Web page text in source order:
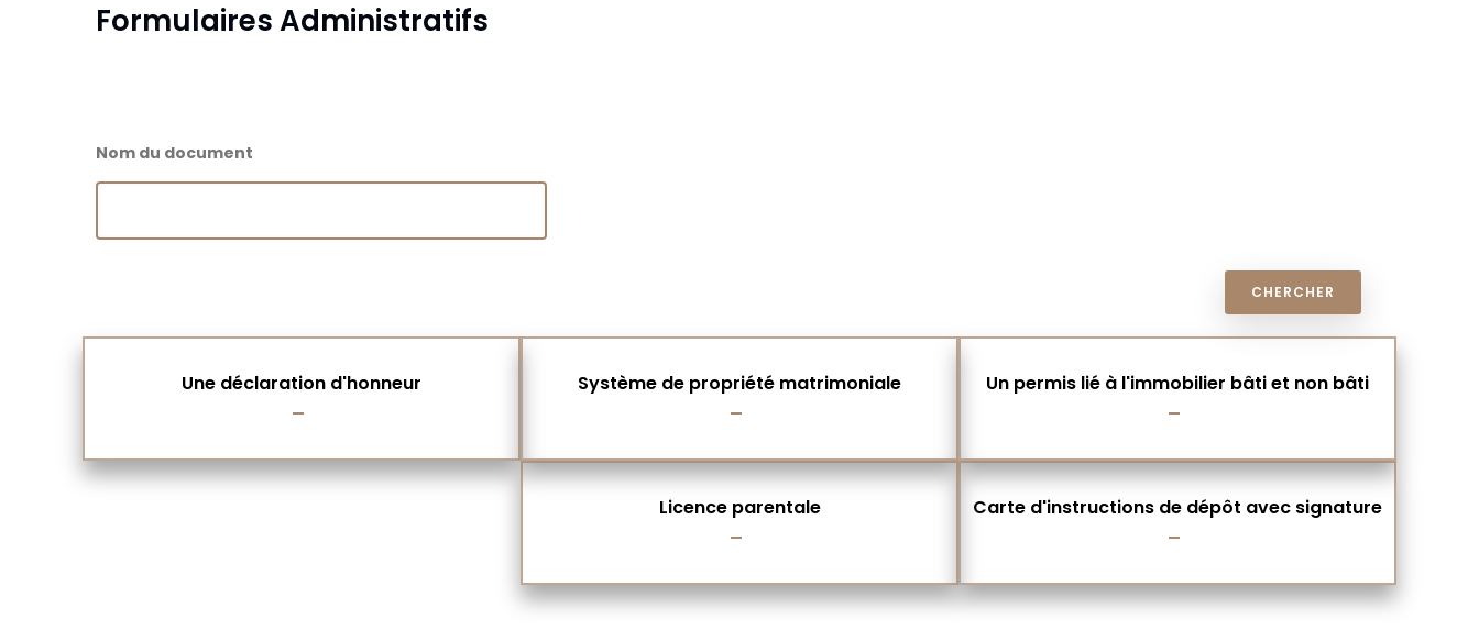
Formulaires Administratifs
Nom du document
Un permis lié à l'immobilier bâti et non bâti
Système de propriété matrimoniale
Une déclaration d'honneur
Carte d'instructions de dépôt avec signature
Licence parentale